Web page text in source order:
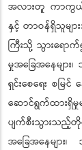
အလားတူ ကာကွယ်ရ
နှင့် တာဝန်ရှိသူမျာ
ကြီးသို့ သွားရောက်
မှုအခြေအနေများ
ရှင်းစေရေး စမြ
ဆောင်ရွက်ထားရှိမှု
ပျက်စီးသွားသည့်
အခြေအနေမျာ